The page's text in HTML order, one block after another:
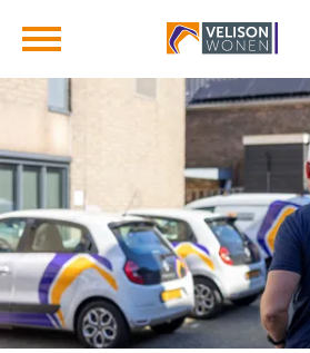
Naar hoofdinhoud
Naar hoofdnavigatiemenu
Naar zoeken
Naar de homepage
Ga naar Hoofd